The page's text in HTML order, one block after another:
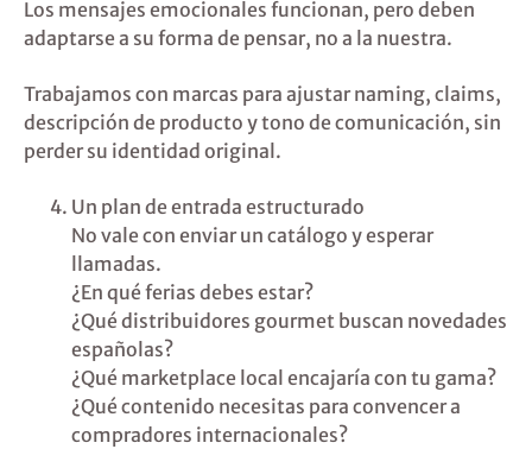
Los mensajes emocionales funcionan, pero deben
adaptarse a su forma de pensar, no a la nuestra.
Trabajamos con marcas para ajustar naming, claims,
descripción de producto y tono de comunicación, sin
perder su identidad original.
Un plan de entrada estructurado
No vale con enviar un catálogo y esperar
llamadas.
¿En qué ferias debes estar?
¿Qué distribuidores gourmet buscan novedades
españolas?
¿Qué marketplace local encajaría con tu gama?
¿Qué contenido necesitas para convencer a
compradores internacionales?